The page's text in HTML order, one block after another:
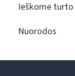
Ieškome turto
Nuorodos